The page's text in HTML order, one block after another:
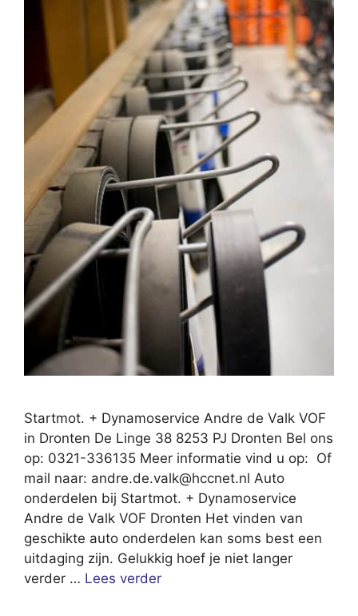
Startmot. + Dynamoservice Andre de Valk VOF
in Dronten De Linge 38 8253 PJ Dronten Bel ons
op: 0321-336135 Meer informatie vind u op: Of
mail naar: andre.de.valk@hccnet.nl Auto
onderdelen bij Startmot. + Dynamoservice
Andre de Valk VOF Dronten Het vinden van
geschikte auto onderdelen kan soms best een
uitdaging zijn. Gelukkig hoef je niet langer
verder … Lees verder